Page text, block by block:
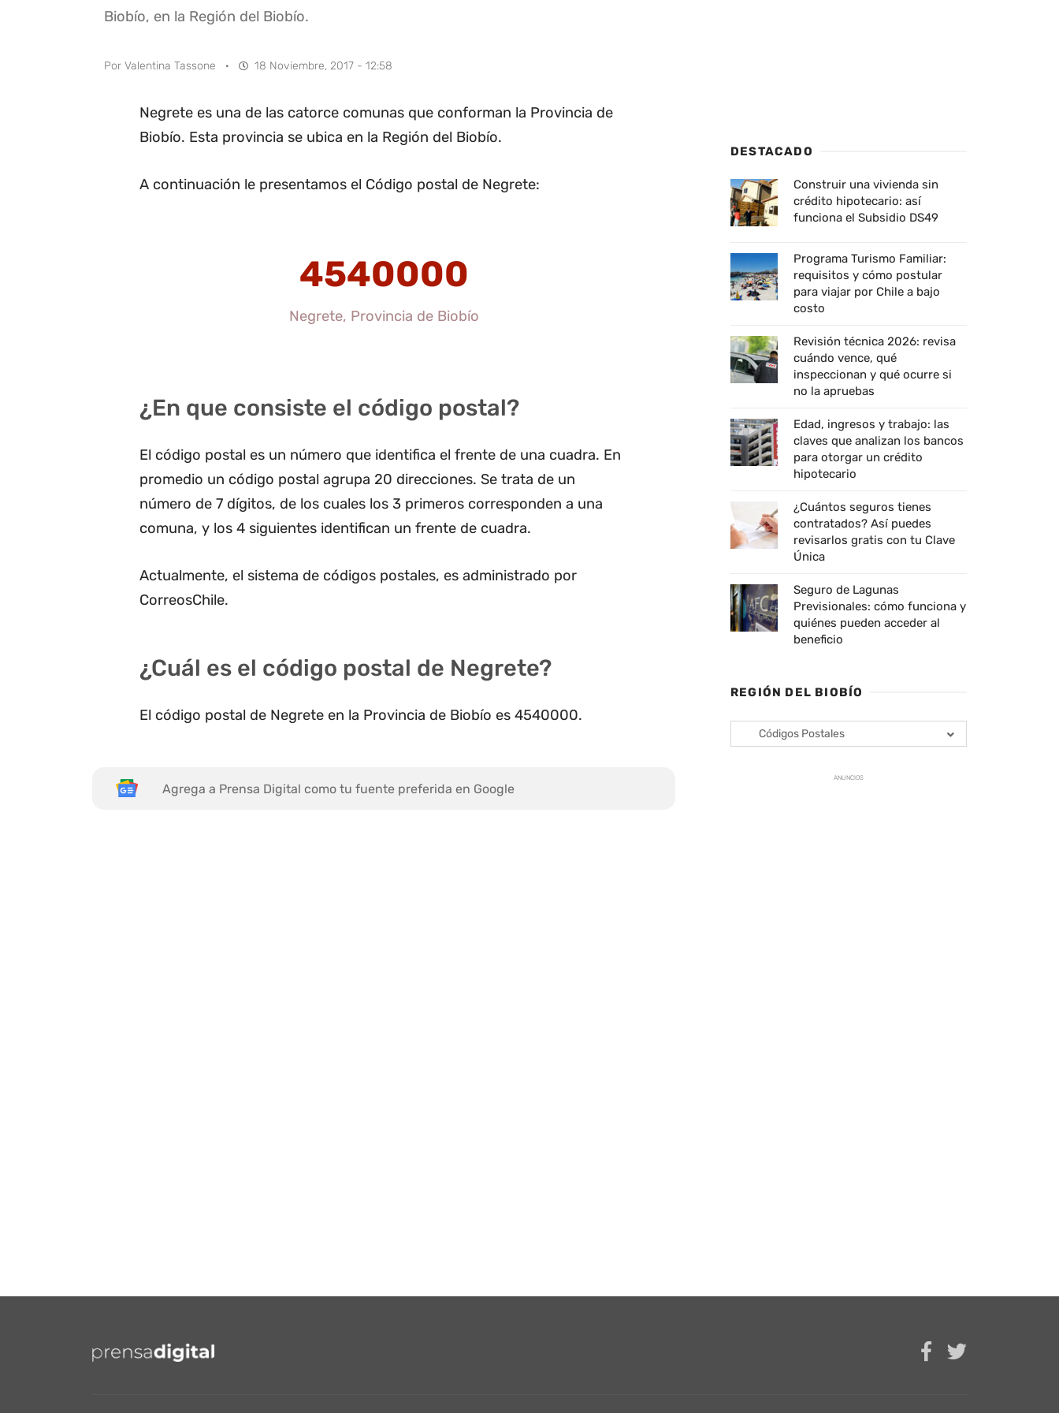
Biobío, en la Región del Biobío.
Por Valentina Tassone · 18 Noviembre, 2017 - 12:58
Negrete es una de las catorce comunas que conforman la Provincia de
Biobío. Esta provincia se ubica en la Región del Biobío.
A continuación le presentamos el Código postal de Negrete:
4540000
Negrete, Provincia de Biobío
¿En que consiste el código postal?
El código postal es un número que identifica el frente de una cuadra. En
promedio un código postal agrupa 20 direcciones. Se trata de un
número de 7 dígitos, de los cuales los 3 primeros corresponden a una
comuna, y los 4 siguientes identifican un frente de cuadra.
Actualmente, el sistema de códigos postales, es administrado por
CorreosChile.
¿Cuál es el código postal de Negrete?
El código postal de Negrete en la Provincia de Biobío es 4540000.
Agrega a Prensa Digital como tu fuente preferida en Google
DESTACADO
Construir una vivienda sin
crédito hipotecario: así
funciona el Subsidio DS49
Programa Turismo Familiar:
requisitos y cómo postular
para viajar por Chile a bajo
costo
Revisión técnica 2026: revisa
cuándo vence, qué
inspeccionan y qué ocurre si
no la apruebas
Edad, ingresos y trabajo: las
claves que analizan los bancos
para otorgar un crédito
hipotecario
¿Cuántos seguros tienes
contratados? Así puedes
revisarlos gratis con tu Clave
Única
Seguro de Lagunas
Previsionales: cómo funciona y
quiénes pueden acceder al
beneficio
REGIÓN DEL BIOBÍO
Códigos Postales
ANUNCIOS